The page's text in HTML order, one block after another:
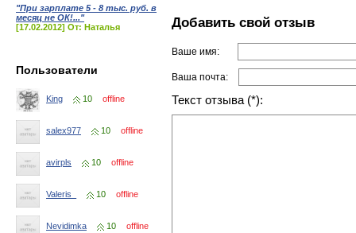
"При зарплате 5 - 8 тыс. руб. в
месяц не ОК!..."
[17.02.2012] От: Наталья
Пользователи
King 10 offline
salex977 10 offline
avirpls 10 offline
Valeris_ 10 offline
Nevidimka 10 offline
Добавить свой отзыв
Ваше имя:
Ваша почта:
Текст отзыва (*):